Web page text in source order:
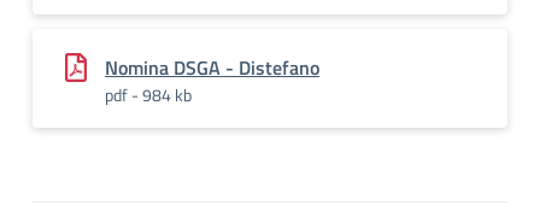
Nomina DSGA - Distefano
pdf - 984 kb